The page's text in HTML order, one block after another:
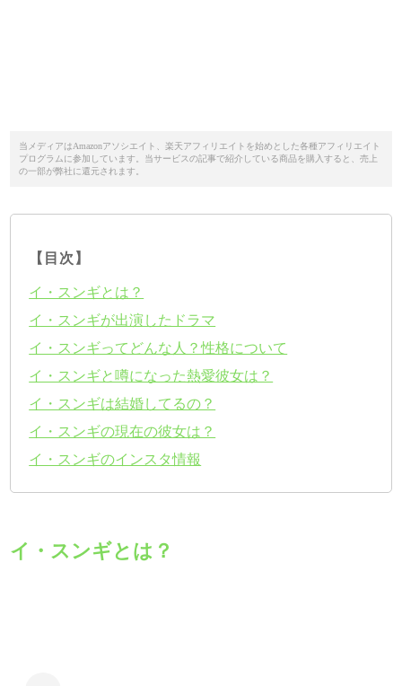
当メディアはAmazonアソシエイト、楽天アフィリエイトを始めとした各種アフィリエイト
プログラムに参加しています。当サービスの記事で紹介している商品を購入すると、売上
の一部が弊社に還元されます。
【目次】
イ・スンギとは？
イ・スンギが出演したドラマ
イ・スンギってどんな人？性格について
イ・スンギと噂になった熱愛彼女は？
イ・スンギは結婚してるの？
イ・スンギの現在の彼女は？
イ・スンギのインスタ情報
イ・スンギとは？